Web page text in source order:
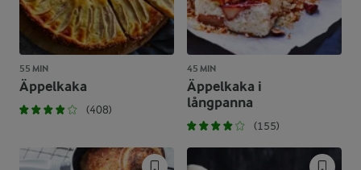
55 MIN
Äppelkaka
(408)
45 MIN
Äppelkaka i
långpanna
(155)